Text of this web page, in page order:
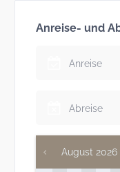
Anreise- und
August 2026